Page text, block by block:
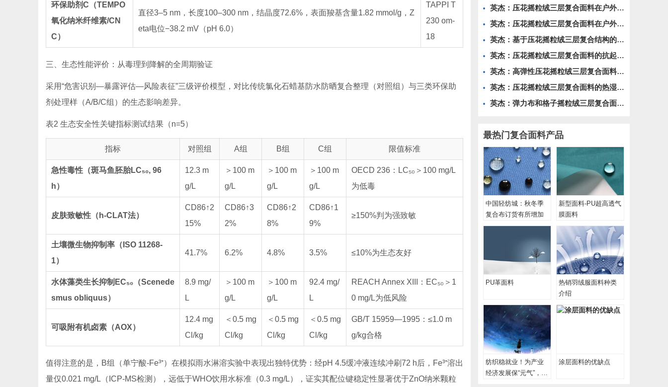
环保助剂C（TEMPO
氧化纳米纤维素/CN
C）
直径3–5 nm，长度100–300 nm，结晶度72.6%，表面羧基含量1.82 mmol/g，Z
eta电位−38.2 mV（pH 6.0）
TAPPI T
230 om-
18
三、生态性能评价：从毒理到降解的全周期验证
采用“危害识别—暴露评估—风险表征”三级评价模型，对比传统氯化石蜡基防水防晒复合整理（对照组）与三类环保助
剂处理样（A/B/C组）的生态影响差异。
表2 生态安全性关键指标测试结果（n=5）
指标 对照组 A组 B组 C组 限值标准
急性毒性（斑马鱼胚胎LC₅₀, 96
h）
12.3 m
g/L
＞100 m
g/L
＞100 m
g/L
＞100 m
g/L
OECD 236：LC₅₀＞100 mg/L
为低毒
皮肤致敏性（h-CLAT法）
CD86↑2
15%
CD86↑3
2%
CD86↑2
8%
CD86↑1
9%
≥150%判为强致敏
土壤微生物抑制率（ISO 11268-
1）
41.7% 6.2% 4.8% 3.5% ≤10%为生态友好
水体藻类生长抑制EC₅₀（Scenede
smus obliquus）
8.9 mg/
L
＞100 m
g/L
＞100 m
g/L
92.4 mg/
L
REACH Annex XIII：EC₅₀＞1
0 mg/L为低风险
可吸附有机卤素（AOX）
12.4 mg
Cl/kg
＜0.5 mg
Cl/kg
＜0.5 mg
Cl/kg
＜0.5 mg
Cl/kg
GB/T 15959—1995：≤1.0 m
g/kg合格
值得注意的是，B组（单宁酸-Fe³⁺）在模拟雨水淋溶实验中表现出独特优势：经pH 4.5缓冲液连续冲刷72 h后，Fe³⁺溶出
量仅0.021 mg/L（ICP-MS检测），远低于WHO饮用水标准（0.3 mg/L），证实其配位键稳定性显著优于ZnO纳米颗粒
英杰：压花摇粒绒三层复合面料在户外风衣和夹克中的应用与性能
英杰：压花摇粒绒三层复合面料在户外运动服饰中的保暖与透气性能研究
英杰：基于压花摇粒绒三层复合结构的功能性家居纺织品开发与应用
英杰：压花摇粒绒三层复合面料的抗起球性与耐磨性优化技术分析
英杰：高弹性压花摇粒绒三层复合面料在冬季童装设计中的应用实践
英杰：压花摇粒绒三层复合面料的热湿舒适性与层间结合强度协同提升工艺
英杰：弹力布和格子摇粒绒三层复合面料在修身户外夹克中的弹性与保暖协同设计
最热门复合面料产品
中国轻纺城：秋冬季
复合布订货有所增加
新型面料-PU超高透气
膜面料
PU革面料
热销羽绒服面料​种类
介绍
纺织稳就业！为产业
经济发展保“元气”，为
涂层面料的优缺点